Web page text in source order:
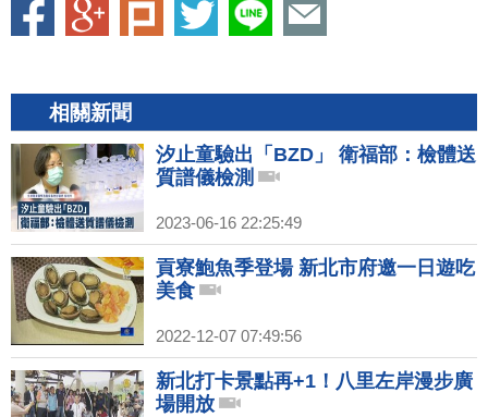
相關新聞
汐止童驗出「BZD」 衛福部：檢體送
質譜儀檢測
2023-06-16 22:25:49
貢寮鮑魚季登場 新北市府邀一日遊吃
美食
2022-12-07 07:49:56
新北打卡景點再+1！八里左岸漫步廣
場開放